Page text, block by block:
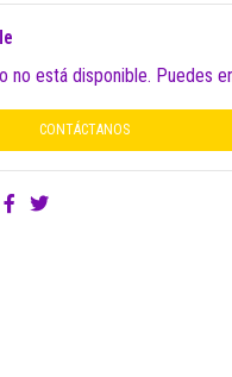
no está disponible. Puedes
CONTÁCTANOS